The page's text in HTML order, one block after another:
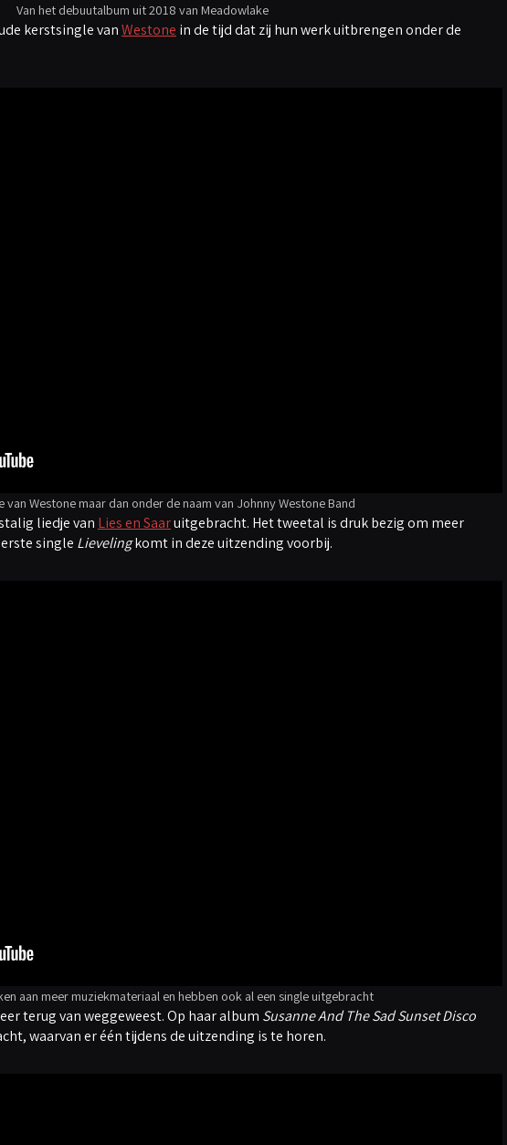
Van het debuutalbum uit 2018 van Meadowlake
kerstsingle vanWestone in de tijd dat zij hun werk uitbrengen onder de
van Westone maar dan onder de naam van Johnny Westone Band
liedje van Lies en Saaruitgebracht. Het tweetal is druk bezig om meer
single Lievelingkomt in deze uitzending voorbij.
aan meer muziekmateriaal en hebben ook al een single uitgebracht
terug van weggeweest. Op haar album Susanne And The Sad Sunset Disco
waarvan er één tijdens de uitzending is te horen.